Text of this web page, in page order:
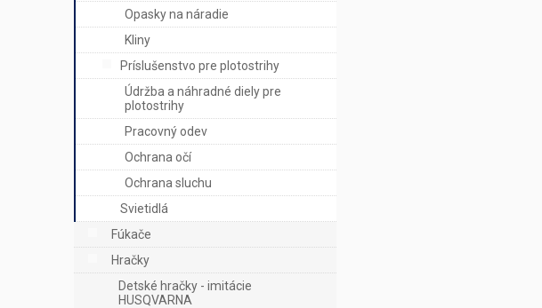
Opasky na náradie
Kliny
Príslušenstvo pre plotostrihy
Údržba a náhradné diely pre
plotostrihy
Pracovný odev
Ochrana očí
Ochrana sluchu
Svietidlá
Fúkače
Hračky
Detské hračky - imitácie
HUSQVARNA